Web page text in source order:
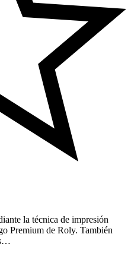
la técnica de impresión
Premium de Roly. También